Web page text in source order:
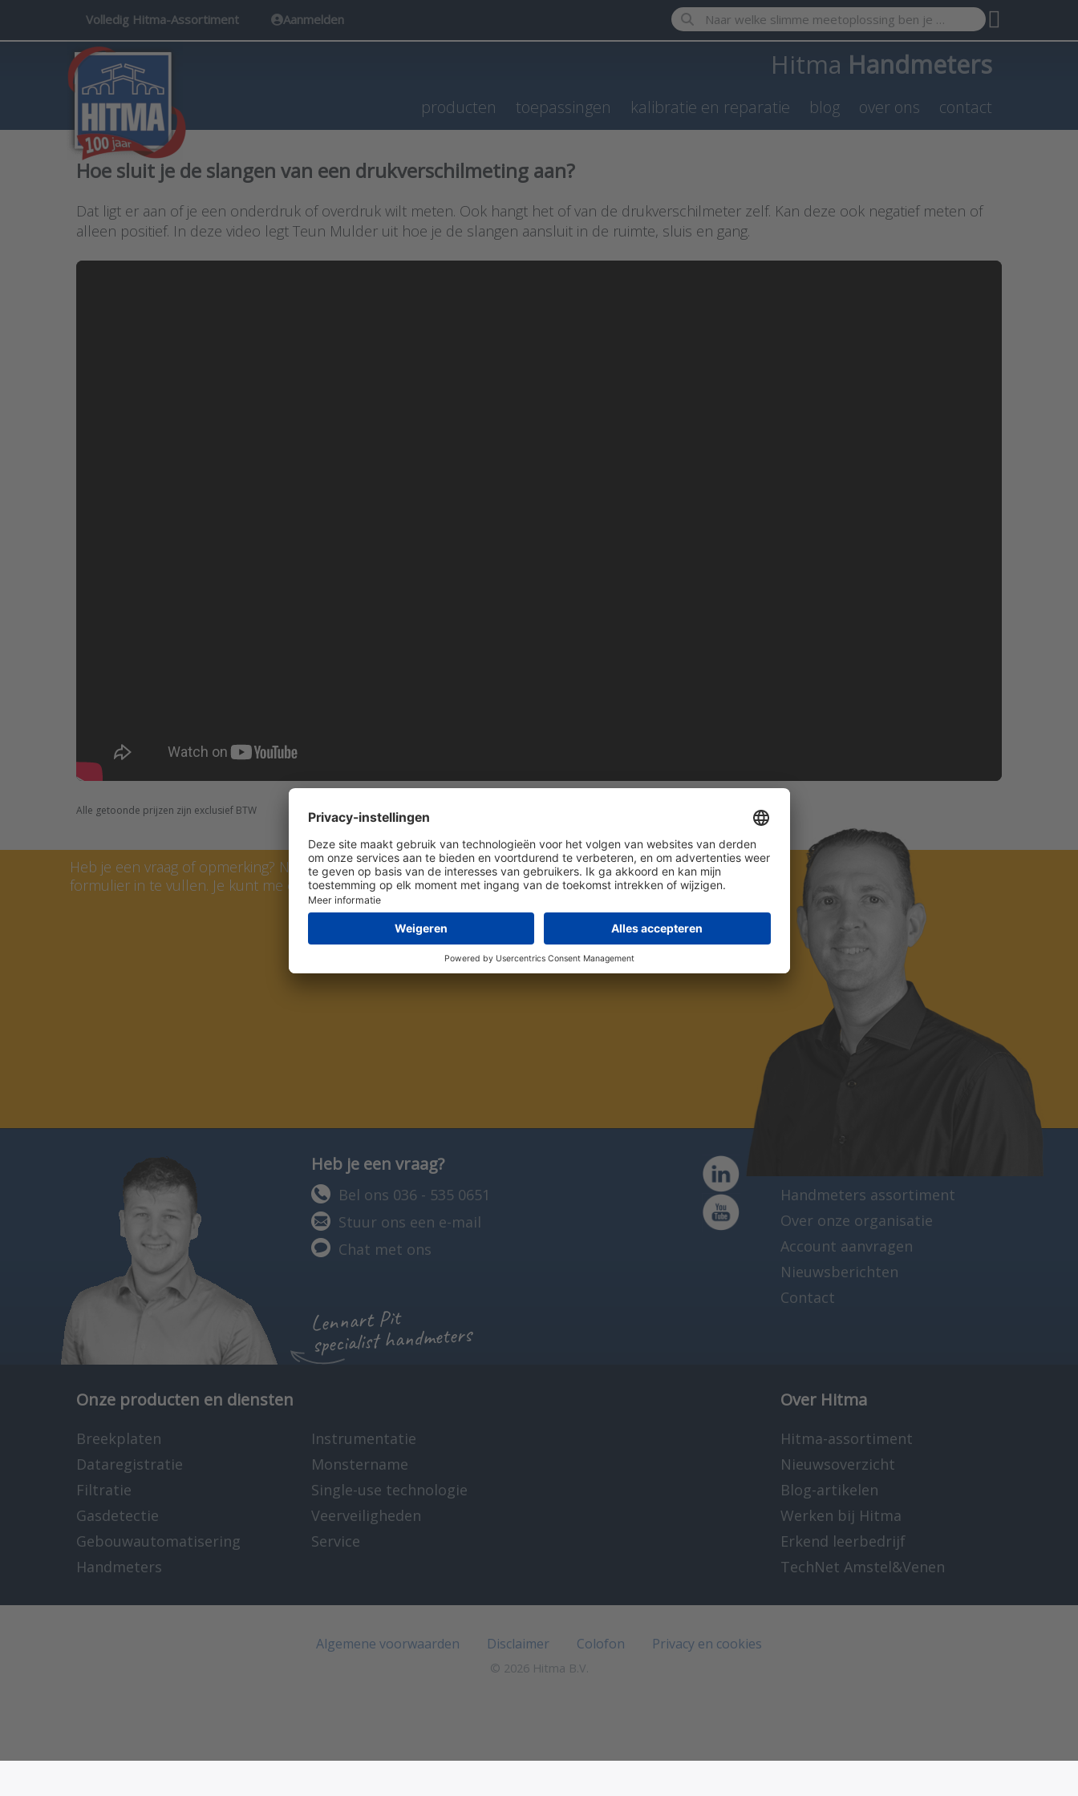
Volledig Hitma-Assortiment Aanmelden Enter a search term. Results will appear automatically as you type.
Hitma Handmeters
producten toepassingen kalibratie en reparatie blog over ons contact
Hoe sluit je de slangen van een drukverschilmeting aan?
Dat ligt er aan of je een onderdruk of overdruk wilt meten. Ook hangt het of van de drukverschilmeter zelf. Kan deze ook negatief meten of
alleen positief. In deze video legt Teun Mulder uit hoe je de slangen aansluit in de ruimte, sluis en gang.
Alle getoonde prijzen zijn exclusief BTW
Neem contact op met Teun Mulder
Heb je een vraag of opmerking? Neem dan contact met me op door onderstaand
formulier in te vullen. Je kunt me ook bellen op +31 (0) 297 - 514 833.
Heb je een vraag?
Bel ons 036 - 535 0651
Stuur ons een e-mail
Chat met ons
Lennart Pit
specialist handmeters
Handmeters assortiment
Over onze organisatie
Account aanvragen
Nieuwsberichten
Contact
Onze producten en diensten
Breekplaten
Dataregistratie
Filtratie
Gasdetectie
Gebouwautomatisering
Handmeters
Instrumentatie
Monstername
Single-use technologie
Veerveiligheden
Service
Over Hitma
Hitma-assortiment
Nieuwsoverzicht
Blog-artikelen
Werken bij Hitma
Erkend leerbedrijf
TechNet Amstel&Venen
Algemene voorwaarden Disclaimer Colofon Privacy en cookies
© 2026 Hitma B.V.